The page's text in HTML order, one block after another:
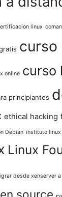
linux
curso
online curso
principiantes
ethical hacking
Debian instituto linux
Linux
desde xenserver a
source